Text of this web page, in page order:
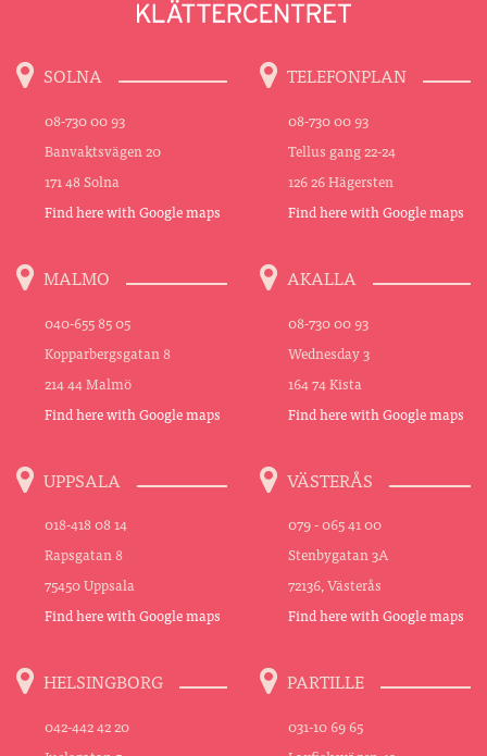
SOLNA
08-730 00 93
Banvaktsvägen 20
171 48 Solna
Find here with Google maps
TELEFONPLAN
08-730 00 93
Tellus gang 22-24
126 26 Hägersten
Find here with Google maps
MALMO
040-655 85 05
Kopparbergsgatan 8
214 44 Malmö
Find here with Google maps
AKALLA
08-730 00 93
Wednesday 3
164 74 Kista
Find here with Google maps
UPPSALA
018-418 08 14
Rapsgatan 8
75450 Uppsala
Find here with Google maps
VÄSTERÅS
079 - 065 41 00
Stenbygatan 3A
72136, Västerås
Find here with Google maps
HELSINGBORG
042-442 42 20
PARTILLE
031-10 69 65